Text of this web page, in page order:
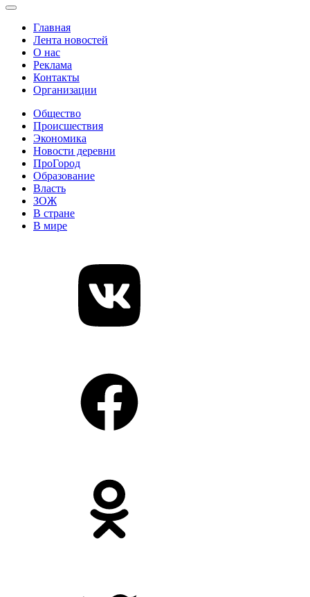
Главная
Лента новостей
О нас
Реклама
Контакты
Организации
Общество
Происшествия
Экономика
Новости деревни
ПроГород
Образование
Власть
ЗОЖ
В стране
В мире